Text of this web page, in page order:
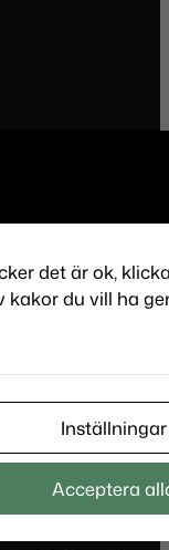
det är ok,
kakor du vill ha
Inställningar
Acceptera